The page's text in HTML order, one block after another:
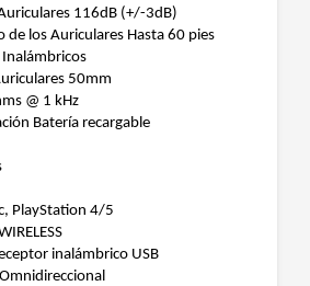
116dB (+/-3dB)
de los Auriculares Hasta 60 pies
50mm
@ 1 kHz
Batería recargable
PlayStation 4/5
inalámbrico USB